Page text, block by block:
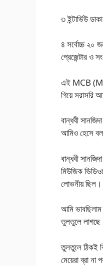
৩ ইন্টার্ভিউ
৪ সর্বোচ্চ ২০
প্রেজেন্টার ও
এই MCB
গিয়ে সরাসরি
বান্ধবী
আমিও হেসে
বান্ধবী
মিউজিক
লোভনীয় ছিল।
আমি
তুলতুলে
তুলতুলে ঠিকই
মেয়েরা ব্রা